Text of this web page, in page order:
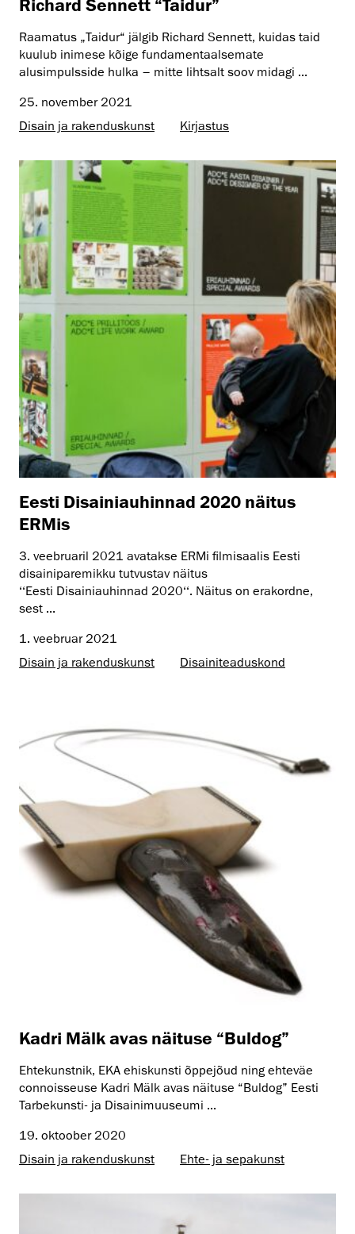
Richard Sennett “Taidur”
Raamatus „Taidur“ jälgib Richard Sennett, kuidas taid
kuulub inimese kõige fundamentaalsemate
alusimpulsside hulka – mitte lihtsalt soov midagi ...
25. november 2021
Disain ja rakenduskunst
Kirjastus
Eesti Disainiauhinnad 2020 näitus
ERMis
3. veebruaril 2021 avatakse ERMi filmisaalis Eesti
disainiparemikku tutvustav näitus
‘‘Eesti Disainiauhinnad 2020‘‘. Näitus on erakordne,
sest ...
1. veebruar 2021
Disain ja rakenduskunst
Disaini­­teaduskond
Kadri Mälk avas näituse “Buldog”
Ehtekunstnik, EKA ehiskunsti õppejõud ning ehteväe
connoisseuse Kadri Mälk avas näituse “Buldog” Eesti
Tarbekunsti- ja Disainimuuseumi ...
19. oktoober 2020
Disain ja rakenduskunst
Ehte- ja sepakunst